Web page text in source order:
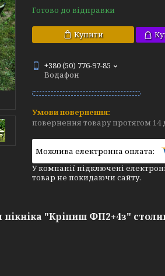
Готово до відправки
Купити
+380 (50) 776-97-85
Водафон
повернення товару протягом 14
У компанії підключені
товар не покидаючи сайту.
"Кріпиш ФП2+4з"